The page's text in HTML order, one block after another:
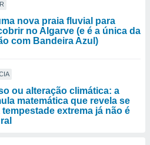
nova praia fluvial para
no Algarve (e é a única da
com Bandeira Azul)
ou alteração climática: a
matemática que revela se
tempestade extrema já não é